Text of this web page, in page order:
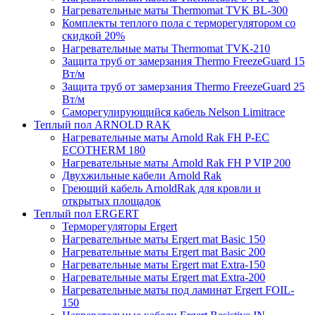
Нагревательные маты Thermomat TVK BL-300
Комплекты теплого пола с терморегулятором со
скидкой 20%
Нагревательные маты Thermomat TVK-210
Защита труб от замерзания Thermo FreezeGuard 15
Вт/м
Защита труб от замерзания Thermo FreezeGuard 25
Вт/м
Саморегулирующийся кабель Nelson Limitrace
Теплый пол ARNOLD RAK
Нагревательные маты Arnold Rak FH P-EC
ECOTHERM 180
Нагревательные маты Arnold Rak FH P VIP 200
Двухжильные кабели Arnold Rak
Греющий кабель ArnoldRak для кровли и
открытых площадок
Теплый пол ERGERT
Терморегуляторы Ergert
Нагревательные маты Ergert mat Basic 150
Нагревательные маты Ergert mat Basic 200
Нагревательные маты Ergert mat Extra-150
Нагревательные маты Ergert mat Extra-200
Нагревательные маты под ламинат Ergert FOIL-
150